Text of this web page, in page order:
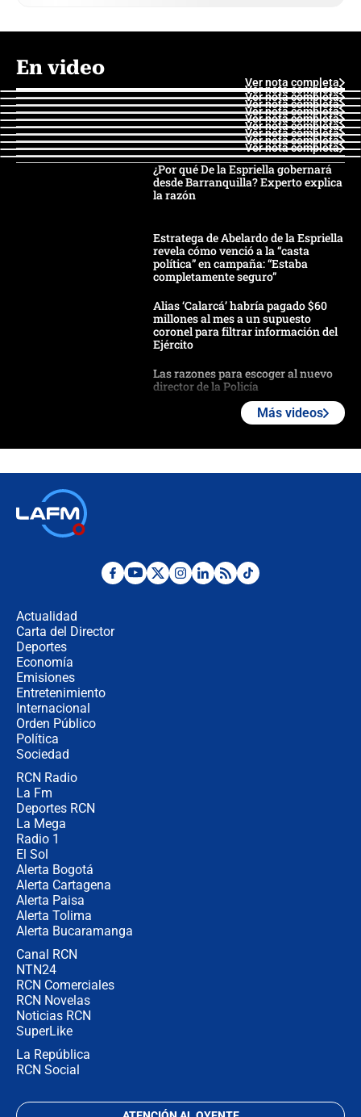
En video
Ver nota completa
Ver nota completa
Ver nota completa
Ver nota completa
Ver nota completa
Ver nota completa
Ver nota completa
Ver nota completa
Ver nota completa
Ver nota completa
¿Por qué De la Espriella gobernará
desde Barranquilla? Experto explica
la razón
Estratega de Abelardo de la Espriella
revela cómo venció a la “casta
política” en campaña: “Estaba
completamente seguro”
Alias ‘Calarcá’ habría pagado $60
millones al mes a un supuesto
coronel para filtrar información del
Ejército
Las razones para escoger al nuevo
director de la Policía
"No hubo fraude ni posibilidad de
Más videos
Actualidad
Carta del Director
Deportes
Economía
Emisiones
Entretenimiento
Internacional
Orden Público
Política
Sociedad
RCN Radio
La Fm
Deportes RCN
La Mega
Radio 1
El Sol
Alerta Bogotá
Alerta Cartagena
Alerta Paisa
Alerta Tolima
Alerta Bucaramanga
Canal RCN
NTN24
RCN Comerciales
RCN Novelas
Noticias RCN
SuperLike
La República
RCN Social